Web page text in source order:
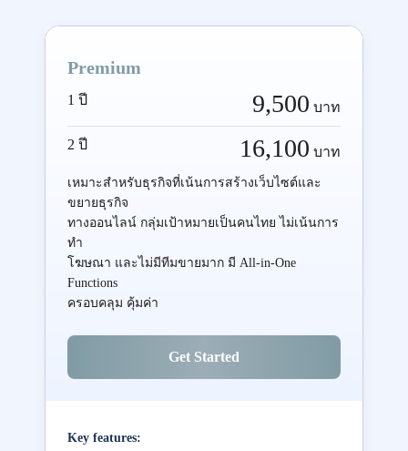
Premium
1 ปี 9,500 บาท
2 ปี 16,100 บาท
เหมาะสำหรับธุรกิจที่เน้นการสร้างเว็บไซต์และ
ขยายธุรกิจ
ทางออนไลน์ กลุ่มเป้าหมายเป็นคนไทย ไม่เน้นการ
ทำ
โฆษณา และไม่มีทีมขายมาก มี All-in-One
Functions
ครอบคลุม คุ้มค่า
Get Started
Key features: